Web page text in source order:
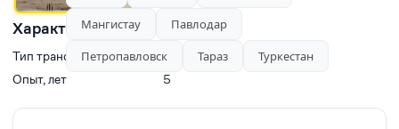
Характеристики
Тип транспорта
Фронтальные погрузчики
Опыт, лет
5
Мангистау
Павлодар
Петропавловск
Тараз Туркестан